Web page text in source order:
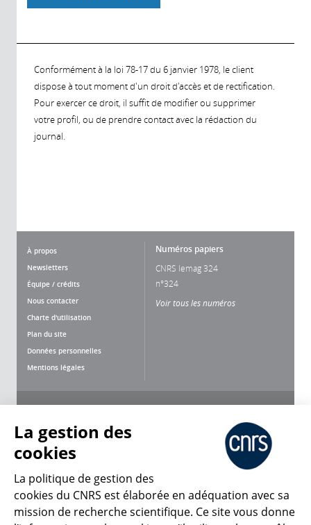
Conformément à la loi 78-17 du 6 janvier 1978, le client
dispose à tout moment d'un droit d'accès et de rectification.
Pour exercer ce droit, il suffit de modifier ou supprimer
votre profil, ou de prendre contact avec la rédaction du
journal.
À propos
Newsletters
Équipe / crédits
Nous contacter
Charte d'utilisation
Plan du site
Données personnelles
Mentions légales
Numéros papiers
CNRS lemag 324
n°324
Voir tous les numéros
CNRS Le Mag
La gestion des
cookies
La politique de gestion des
cookies du CNRS est élaborée en adéquation avec sa
mission de recherche scientifique. Ce site vous donne